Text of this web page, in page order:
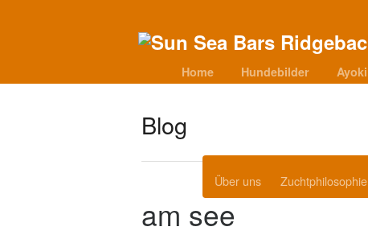
Home Hundebilder Ayoki
Über uns Zuchtphilosophie
Blog
am see